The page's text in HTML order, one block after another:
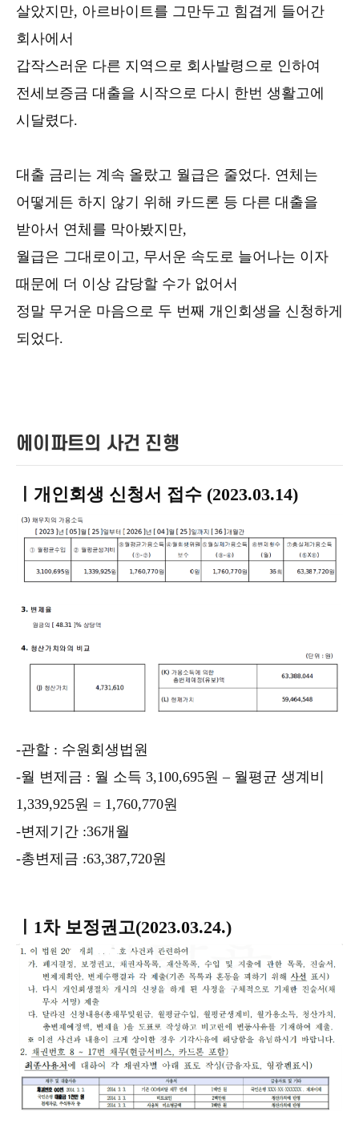
살았지만, 아르바이트를 그만두고 힘겹게 들어간
회사에서
갑작스러운 다른 지역으로 회사발령으로 인하여
전세보증금 대출을 시작으로 다시 한번 생활고에
시달렸다.
대출 금리는 계속 올랐고 월급은 줄었다. 연체는
어떻게든 하지 않기 위해 카드론 등 다른 대출을
받아서 연체를 막아봤지만,
월급은 그대로이고, 무서운 속도로 늘어나는 이자
때문에 더 이상 감당할 수가 없어서
정말 무거운 마음으로 두 번째 개인회생을 신청하게
되었다.
에이파트의 사건 진행
개인회생 신청서 접수 (2023.03.14)
-관할 : 수원회생법원
-월 변제금 : 월 소득 3,100,695원 – 월평균 생계비
1,339,925원 = 1,760,770원
-변제기간 :36개월
-총변제금 :63,387,720원
1차 보정권고(2023.03.24.)